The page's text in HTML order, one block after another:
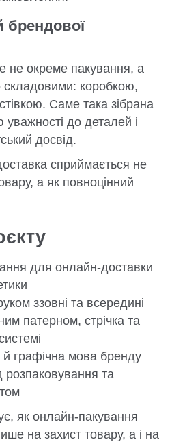
брендової
не окреме пакування, а
складовими: коробкою,
Саме така зібрана
до деталей і
досвід.
сприймається не
а як повноцінний
для онлайн-доставки
ззовні та всередині
патерном, стрічка та
й графічна мова бренду
розпаковування та
як онлайн-пакування
на захист товару, а і на